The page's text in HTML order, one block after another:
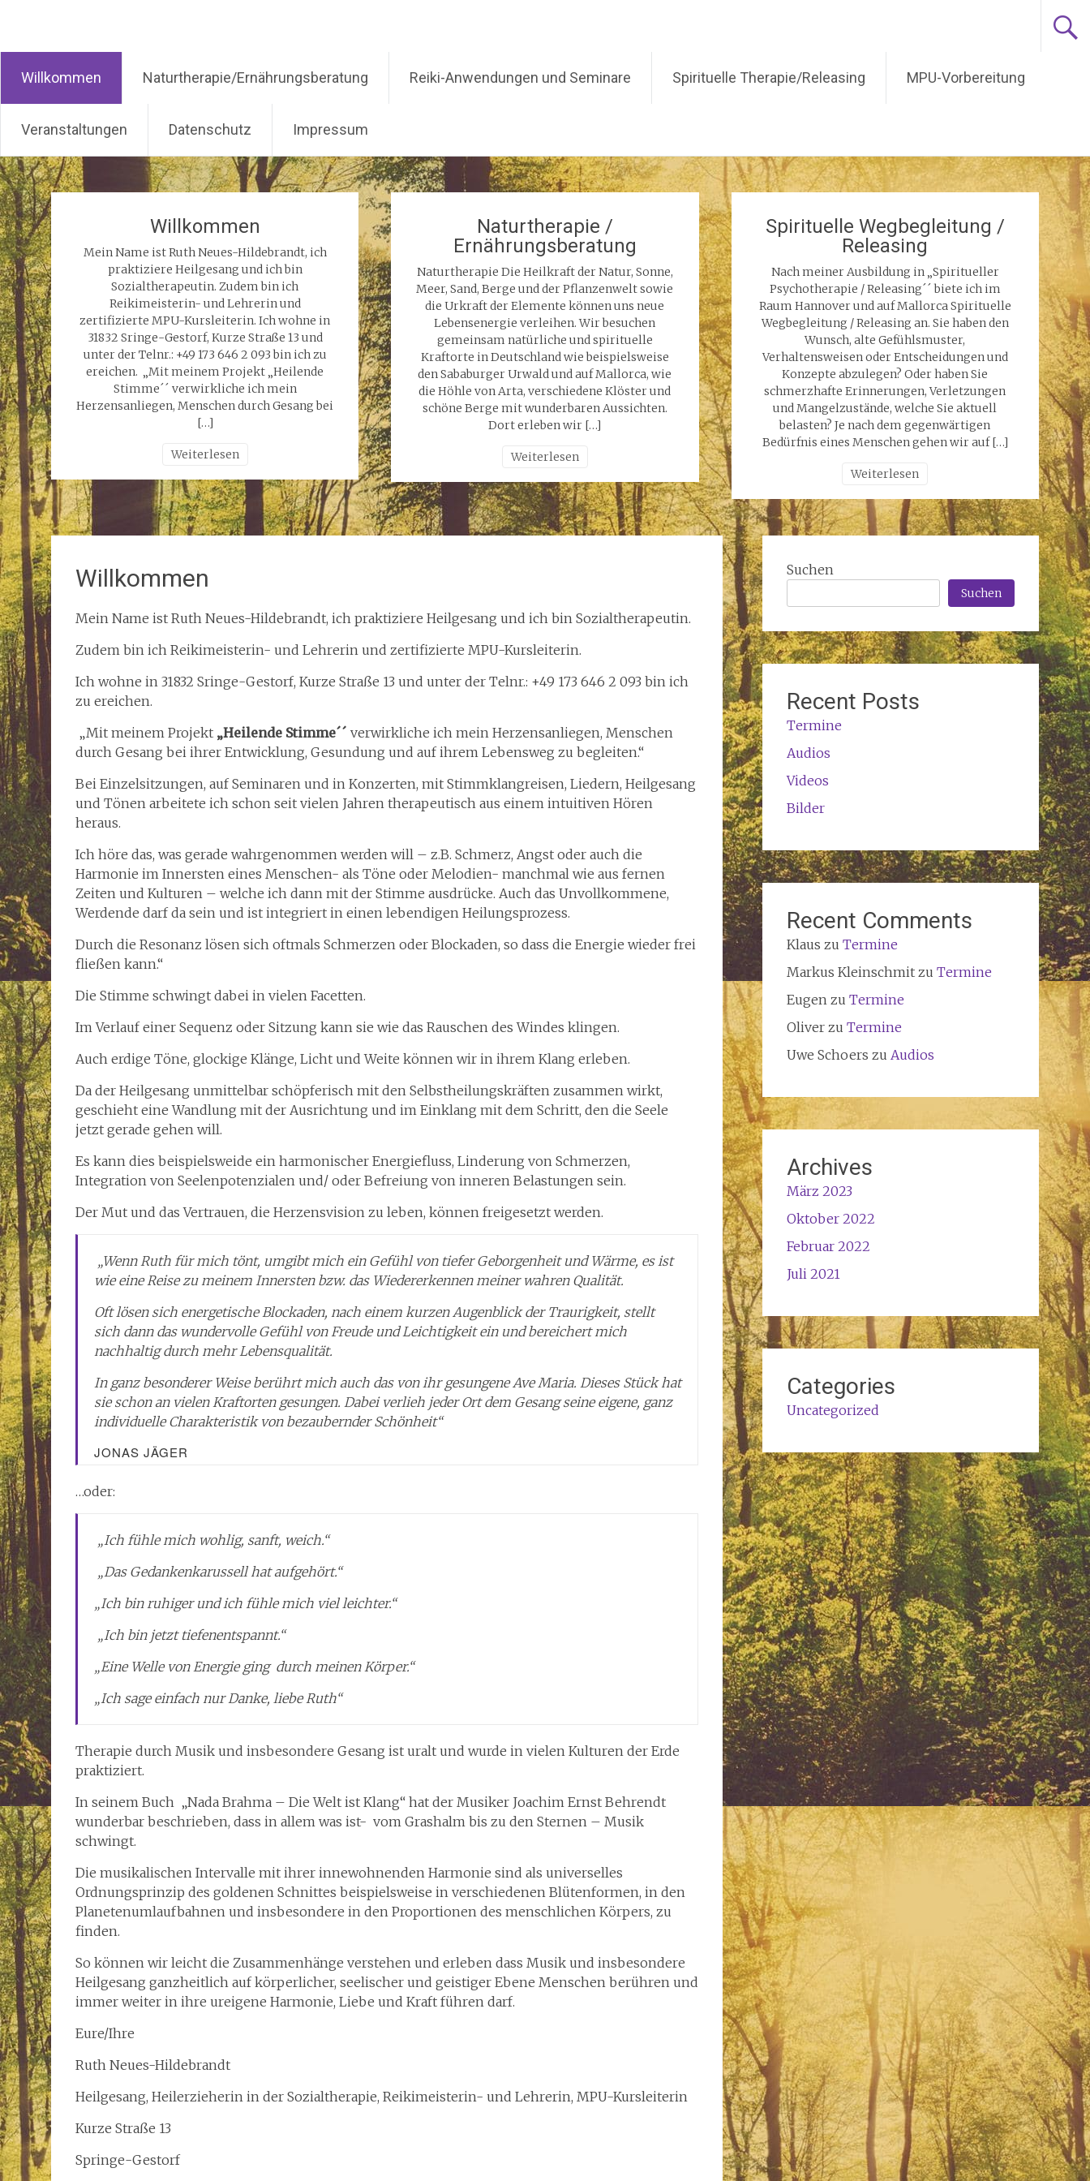
Zum
Inhalt
springen
Willkommen Naturtherapie/Ernährungsberatung Reiki-Anwendungen und Seminare Spirituelle Therapie/Releasing MPU-Vorbereitung
Veranstaltungen Datenschutz Impressum
Willkommen
Mein Name ist Ruth Neues-Hildebrandt, ich
praktiziere Heilgesang und ich bin
Sozialtherapeutin. Zudem bin ich
Reikimeisterin- und Lehrerin und
zertifizierte MPU-Kursleiterin. Ich wohne in
31832 Sringe-Gestorf, Kurze Straße 13 und
unter der Telnr.: +49 173 646 2 093 bin ich zu
ereichen. „Mit meinem Projekt „Heilende
Stimme´´ verwirkliche ich mein
Herzensanliegen, Menschen durch Gesang bei
[…]
Weiterlesen
Naturtherapie /
Ernährungsberatung
Naturtherapie Die Heilkraft der Natur, Sonne,
Meer, Sand, Berge und der Pflanzenwelt sowie
die Urkraft der Elemente können uns neue
Lebensenergie verleihen. Wir besuchen
gemeinsam natürliche und spirituelle
Kraftorte in Deutschland wie beispielsweise
den Sababurger Urwald und auf Mallorca, wie
die Höhle von Arta, verschiedene Klöster und
schöne Berge mit wunderbaren Aussichten.
Dort erleben wir […]
Weiterlesen
Spirituelle Wegbegleitung /
Releasing
Nach meiner Ausbildung in „Spiritueller
Psychotherapie / Releasing´´ biete ich im
Raum Hannover und auf Mallorca Spirituelle
Wegbegleitung / Releasing an. Sie haben den
Wunsch, alte Gefühlsmuster,
Verhaltensweisen oder Entscheidungen und
Konzepte abzulegen? Oder haben Sie
schmerzhafte Erinnerungen, Verletzungen
und Mangelzustände, welche Sie aktuell
belasten? Je nach dem gegenwärtigen
Bedürfnis eines Menschen gehen wir auf […]
Weiterlesen
Willkommen
Mein Name ist Ruth Neues-Hildebrandt, ich praktiziere Heilgesang und ich bin Sozialtherapeutin.
Zudem bin ich Reikimeisterin- und Lehrerin und zertifizierte MPU-Kursleiterin.
Ich wohne in 31832 Sringe-Gestorf, Kurze Straße 13 und unter der Telnr.: +49 173 646 2 093 bin ich
zu ereichen.
„Mit meinem Projekt „Heilende Stimme´´ verwirkliche ich mein Herzensanliegen, Menschen
durch Gesang bei ihrer Entwicklung, Gesundung und auf ihrem Lebensweg zu begleiten.“
Bei Einzelsitzungen, auf Seminaren und in Konzerten, mit Stimmklangreisen, Liedern, Heilgesang
und Tönen arbeitete ich schon seit vielen Jahren therapeutisch aus einem intuitiven Hören
heraus.
Ich höre das, was gerade wahrgenommen werden will – z.B. Schmerz, Angst oder auch die
Harmonie im Innersten eines Menschen- als Töne oder Melodien- manchmal wie aus fernen
Zeiten und Kulturen – welche ich dann mit der Stimme ausdrücke. Auch das Unvollkommene,
Werdende darf da sein und ist integriert in einen lebendigen Heilungsprozess.
Durch die Resonanz lösen sich oftmals Schmerzen oder Blockaden, so dass die Energie wieder frei
fließen kann.“
Die Stimme schwingt dabei in vielen Facetten.
Im Verlauf einer Sequenz oder Sitzung kann sie wie das Rauschen des Windes klingen.
Auch erdige Töne, glockige Klänge, Licht und Weite können wir in ihrem Klang erleben.
Da der Heilgesang unmittelbar schöpferisch mit den Selbstheilungskräften zusammen wirkt,
geschieht eine Wandlung mit der Ausrichtung und im Einklang mit dem Schritt, den die Seele
jetzt gerade gehen will.
Es kann dies beispielsweide ein harmonischer Energiefluss, Linderung von Schmerzen,
Integration von Seelenpotenzialen und/ oder Befreiung von inneren Belastungen sein.
Der Mut und das Vertrauen, die Herzensvision zu leben, können freigesetzt werden.
„Wenn Ruth für mich tönt, umgibt mich ein Gefühl von tiefer Geborgenheit und Wärme, es ist
wie eine Reise zu meinem Innersten bzw. das Wiedererkennen meiner wahren Qualität.
Oft lösen sich energetische Blockaden, nach einem kurzen Augenblick der Traurigkeit, stellt
sich dann das wundervolle Gefühl von Freude und Leichtigkeit ein und bereichert mich
nachhaltig durch mehr Lebensqualität.
In ganz besonderer Weise berührt mich auch das von ihr gesungene Ave Maria. Dieses Stück hat
sie schon an vielen Kraftorten gesungen. Dabei verlieh jeder Ort dem Gesang seine eigene, ganz
individuelle Charakteristik von bezaubernder Schönheit“
JONAS JÄGER
…oder:
„Ich fühle mich wohlig, sanft, weich.“
„Das Gedankenkarussell hat aufgehört.“
„Ich bin ruhiger und ich fühle mich viel leichter.“
„Ich bin jetzt tiefenentspannt.“
„Eine Welle von Energie ging durch meinen Körper.“
„Ich sage einfach nur Danke, liebe Ruth“
Therapie durch Musik und insbesondere Gesang ist uralt und wurde in vielen Kulturen der Erde
praktiziert.
In seinem Buch „Nada Brahma – Die Welt ist Klang“ hat der Musiker Joachim Ernst Behrendt
wunderbar beschrieben, dass in allem was ist- vom Grashalm bis zu den Sternen – Musik
schwingt.
Die musikalischen Intervalle mit ihrer innewohnenden Harmonie sind als universelles
Ordnungsprinzip des goldenen Schnittes beispielsweise in verschiedenen Blütenformen, in den
Planetenumlaufbahnen und insbesondere in den Proportionen des menschlichen Körpers, zu
finden.
So können wir leicht die Zusammenhänge verstehen und erleben dass Musik und insbesondere
Heilgesang ganzheitlich auf körperlicher, seelischer und geistiger Ebene Menschen berühren und
immer weiter in ihre ureigene Harmonie, Liebe und Kraft führen darf.
Eure/Ihre
Ruth Neues-Hildebrandt
Heilgesang, Heilerzieherin in der Sozialtherapie, Reikimeisterin- und Lehrerin, MPU-Kursleiterin
Kurze Straße 13
Springe-Gestorf
Suchen
Suchen
Recent Posts
Termine
Audios
Videos
Bilder
Recent Comments
Klaus zu Termine
Markus Kleinschmitzu Termine
Eugenzu Termine
Oliverzu Termine
Uwe Schoers zu Audios
Archives
März 2023
Oktober 2022
Februar 2022
Juli 2021
Categories
Uncategorized